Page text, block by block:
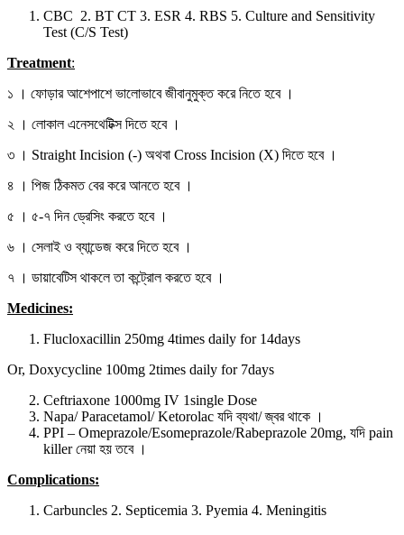
CBC 2. BT CT 3. ESR 4. RBS 5. Culture and Sensitivity
Test (C/S Test)
Treatment:
১ । ফোড়ার আশেপাশে ভালোভাবে জীবানুমুক্ত করে নিতে হবে ।
২ । লোকাল এনেসথেটিক্স দিতে হবে ।
৩ । Straight Incision (-) অথবা Cross Incision (X) দিতে হবে ।
৪ । পিজ ঠিকমত বের করে আনতে হবে ।
৫ । ৫-৭ দিন ড্রেসিং করতে হবে ।
৬ । সেলাই ও ব্যান্ডেজ করে দিতে হবে ।
৭ । ডায়াবেটিস থাকলে তা কন্ট্রোল করতে হবে ।
Medicines:
Flucloxacillin 250mg 4times daily for 14days
Or, Doxycycline 100mg 2times daily for 7days
Ceftriaxone 1000mg IV 1single Dose
Napa/ Paracetamol/ Ketorolac যদি ব্যথা/ জ্বর থাকে ।
PPI – Omeprazole/Esomeprazole/Rabeprazole 20mg, যদি pain
killer নেয়া হয় তবে ।
Complications:
Carbuncles 2. Septicemia 3. Pyemia 4. Meningitis